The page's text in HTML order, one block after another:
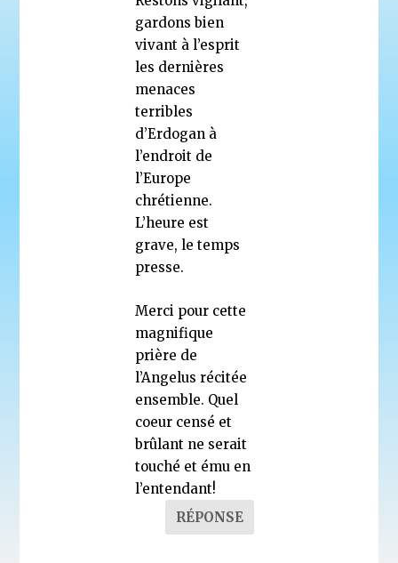
gardons bien
vivant à l’esprit
les dernières
menaces
terribles
d’Erdogan à
l’endroit de
l’Europe
chrétienne.
L’heure est
grave, le temps
presse.
Merci pour cette
magnifique
prière de
l’Angelus récitée
ensemble. Quel
coeur censé et
brûlant ne serait
touché et ému en
l’entendant!
RÉPONSE